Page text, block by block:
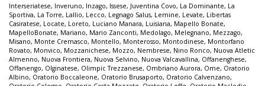
Interseriatese, Inveruno, Inzago, Issese, Juventina Covo, La Dominante, La
Sportiva, La Torre, Lallio, Lecco, Legnago Salus, Lemine, Levate, Libertas
Casiratese, Locate, Loreto, Luciano Manara, Luisiana, Mapello Bonate,
MapelloBonate, Mariano, Mario Zanconti, Medolago, Melegnano, Mezzago,
Misano, Monte Cremasco, Montello, Monterosso, Montodinese, Montorfano
Rovato, Monvico, Mozzanichese, Mozzo, Nembrese, Nino Ronco, Nuova Atletic
Almenno, Nuova Frontiera, Nuova Selvino, Nuova Valcavallina, Offanenghese,
Offanengo, Olginatese, Olimpic Trezzanese, Ombriano Aurora, Ome, Oratorio
Albino, Oratorio Boccaleone, Oratorio Brusaporto, Oratorio Calvenzano,